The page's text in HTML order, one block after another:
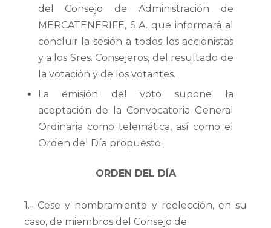
del Consejo de Administración de
MERCATENERIFE, S.A. que informará al
concluir la sesión a todos los accionistas
y a los Sres. Consejeros, del resultado de
la votación y de los votantes.
La emisión del voto supone la
aceptación de la Convocatoria General
Ordinaria como telemática, así como el
Orden del Día propuesto.
ORDEN DEL DÍA
1.- Cese y nombramiento y reelección, en su
caso, de miembros del Consejo de